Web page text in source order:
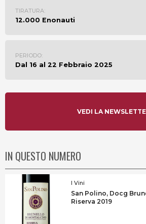
TIRATURA:
12.000 Enonauti
PERIODO:
Dal 16 al 22 Febbraio 2025
VEDI LA
IN QUESTO NUMERO
I Vini
San Polino, Docg
Riserva 2019